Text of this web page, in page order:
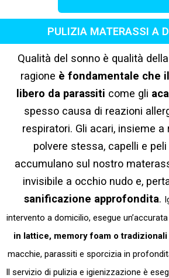
PULIZIA MATERASSI A
Qualità del sonno è qualità
ragione è fondamentale che
libero da parassiti come gli
spesso causa di reazioni
respiratori. Gli acari, insieme
polvere stessa, capelli e
accumulano sul nostro
invisibile a occhio nudo e,
sanificazione approfondita.
intervento a domicilio, esegue un’accurata
in lattice, memory foam o tradizionali
macchie, parassiti e sporcizia in
Il servizio di pulizia e igienizzazione è